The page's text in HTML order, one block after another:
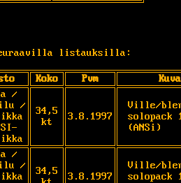
listauksilla:
Koko Pvm
/
/
34,5
kt
3.8.1997
Ville/
solopack
(ANSi)
/
/
34,5
3.8.1997
Ville/
solopack